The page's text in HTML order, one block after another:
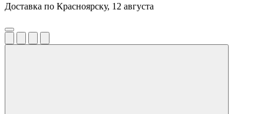
Доставка по Красноярску, 12 августа